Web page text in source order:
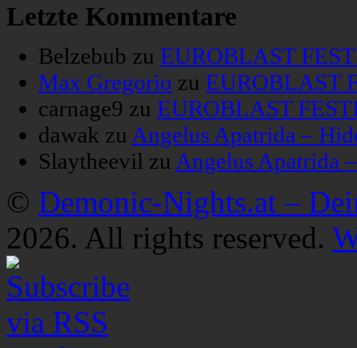
Letzte Kommentare
Belzebub zu EUROBLAST
Max Gregorio zu EUROBLAST
carnage9 zu EUROBLAST
dawak zu Angelus Apatrida –
Slaytheevil zu Angelus Apatrida
© Demonic-Nights.at –
2026. All rights reserved.